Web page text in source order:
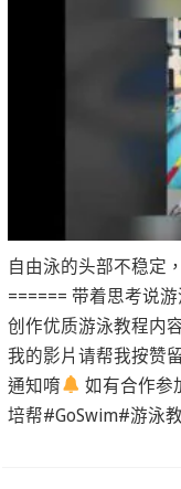
自由泳的头部不稳定
====== 带着思考说
创作优质游泳教程内
我的影片请帮我按赞
通知唷
如有合作参
培帮#GoSwim#游泳